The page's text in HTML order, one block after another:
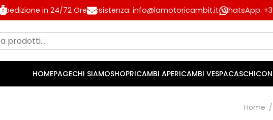
Spedizione in 24/72 Ore Assistenza: info@lamotoricambit.it WhatsApp:
HOMEPAGECHI SIAMOSHOPRICAMBI APERICAMBI VESPACASCHI
Home /